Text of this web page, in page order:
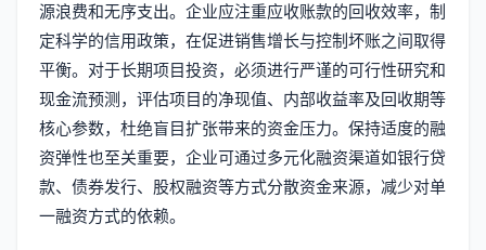
源浪费和无序支出。企业应注重应收账款的回收效率，制
定科学的信用政策，在促进销售增长与控制坏账之间取得
平衡。对于长期项目投资，必须进行严谨的可行性研究和
现金流预测，评估项目的净现值、内部收益率及回收期等
核心参数，杜绝盲目扩张带来的资金压力。保持适度的融
资弹性也至关重要，企业可通过多元化融资渠道如银行贷
款、债券发行、股权融资等方式分散资金来源，减少对单
一融资方式的依赖。